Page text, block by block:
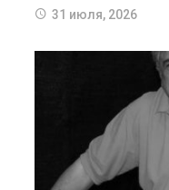
31 июля, 2026